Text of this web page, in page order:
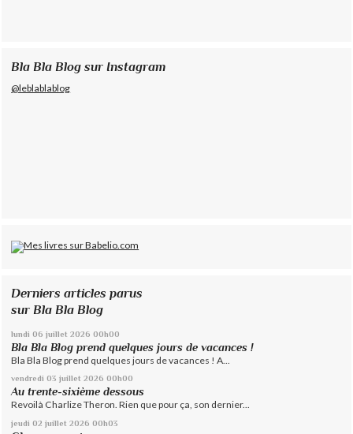
Bla Bla Blog sur Instagram
@leblablablog
Derniers articles parus
sur Bla Bla Blog
lundi 06 juillet 2026 00h00
Bla Bla Blog prend quelques jours de vacances !
Bla Bla Blog prend quelques jours de vacances ! A...
vendredi 03 juillet 2026 00h00
Au trente-sixième dessous
Revoilà Charlize Theron. Rien que pour ça, son dernier...
jeudi 02 juillet 2026 00h03